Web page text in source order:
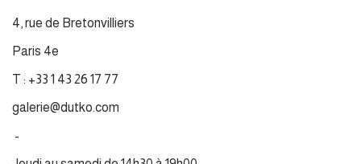
4,rue de Bretonvilliers
Paris 4e
T : +33 1 43 26 17 77
galerie@dutko.com
-